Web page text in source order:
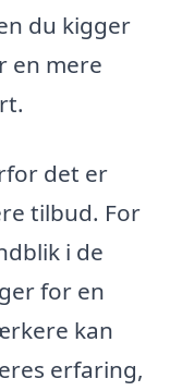
du kigger
en mere
det er
tilbud. For
i de
for en
kan
erfaring,